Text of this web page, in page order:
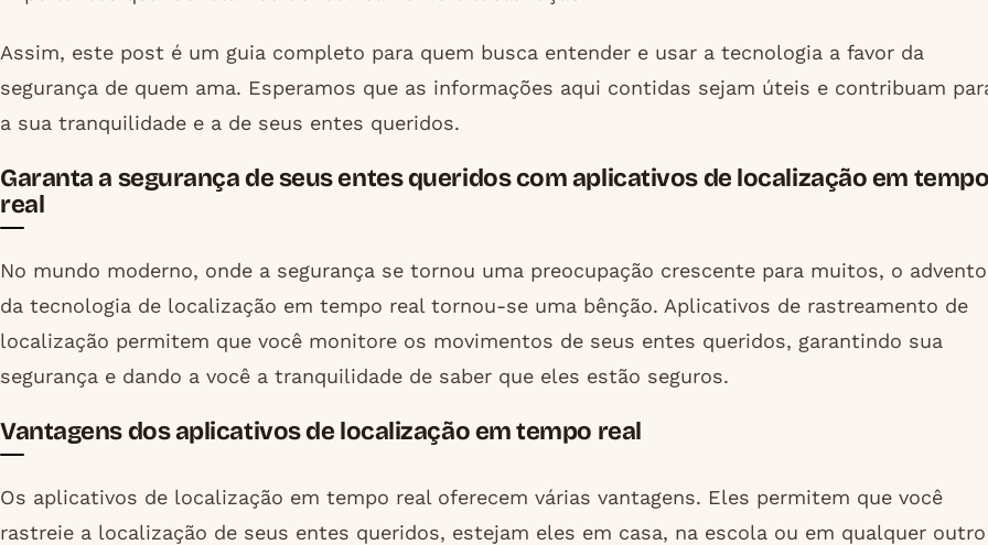
Assim, este post é um guia completo para quem busca entender e usar a tecnologia a favor da
segurança de quem ama. Esperamos que as informações aqui contidas sejam úteis e contribuam
a sua tranquilidade e a de seus entes queridos.
Garanta a segurança de seus entes queridos com aplicativos de localização em
real
No mundo moderno, onde a segurança se tornou uma preocupação crescente para muitos, o advento
da tecnologia de localização em tempo real tornou-se uma bênção. Aplicativos de rastreamento de
localização permitem que você monitore os movimentos de seus entes queridos, garantindo sua
segurança e dando a você a tranquilidade de saber que eles estão seguros.
Vantagens dos aplicativos de localização em tempo real
Os aplicativos de localização em tempo real oferecem várias vantagens. Eles permitem que você
rastreie a localização de seus entes queridos, estejam eles em casa, na escola ou em qualquer outro